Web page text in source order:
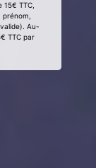
TTC,
Au-
TTC par